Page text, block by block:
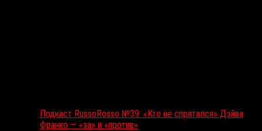
Подкаст RussoRosso №39: «Кто не спрятался» Дэйва
Франко — «за» и «против»